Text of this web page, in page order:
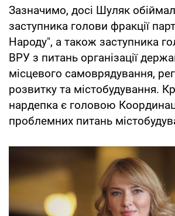
Зазначимо, досі Шуляк
заступника голови фракції
Народу", а також заступника
ВРУ з питань організації
місцевого самоврядування,
розвитку та містобудування.
нардепка є головою
проблемних питань